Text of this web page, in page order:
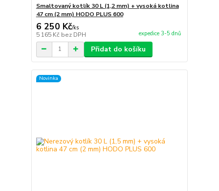
Smaltovaný kotlík 30 L (1,2 mm) + vysoká kotlina
47 cm (2 mm) HODO PLUS 600
6 250 Kč/ks
5 165 Kč bez DPH expedice 3-5 dnů
Přidat do košíku
Novinka